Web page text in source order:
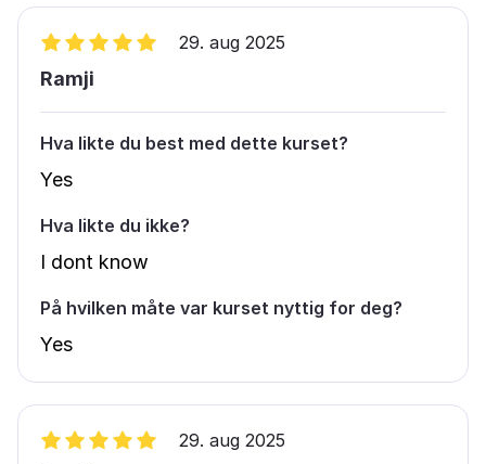
29. aug 2025
Ramji
Hva likte du best med dette kurset?
Yes
Hva likte du ikke?
I dont know
På hvilken måte var kurset nyttig for deg?
Yes
29. aug 2025